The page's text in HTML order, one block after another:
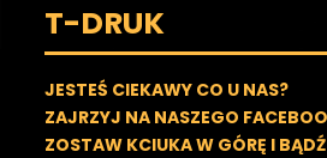
T-DRUK
JESTEŚ CIEKAWY CO U NAS?
ZAJRZYJ NA NASZEGO
ZOSTAW KCIUKA W GÓRĘ I